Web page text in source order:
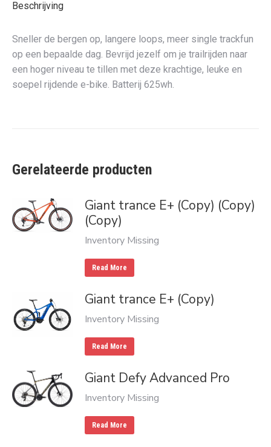
Beschrijving
Sneller de bergen op, langere loops, meer single trackfun
op een bepaalde dag. Bevrijd jezelf om je trailrijden naar
een hoger niveau te tillen met deze krachtige, leuke en
soepel rijdende e-bike. Batterij 625wh.
Gerelateerde producten
Giant trance E+ (Copy) (Copy)
(Copy)
Inventory Missing
Read More
Giant trance E+ (Copy)
Inventory Missing
Read More
Giant Defy Advanced Pro
Inventory Missing
Read More